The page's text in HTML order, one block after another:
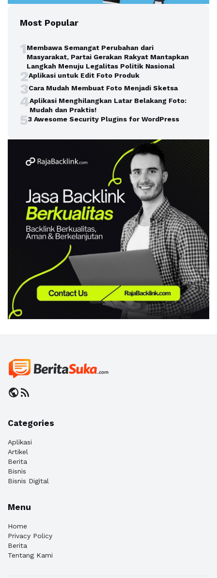
Most Popular
1Membawa Semangat Perubahan dari
Masyarakat, Partai Gerakan Rakyat Mantapkan
Langkah Menuju Legalitas Politik Nasional
2Aplikasi untuk Edit Foto Produk
3Cara Mudah Membuat Foto Menjadi Sketsa
4Aplikasi Menghilangkan Latar Belakang Foto:
Mudah dan Praktis!
53 Awesome Security Plugins for WordPress
publicrss_feed
Categories
Aplikasi
Artikel
Berita
Bisnis
Bisnis Digital
Menu
Home
Privacy Policy
Berita
Tentang Kami